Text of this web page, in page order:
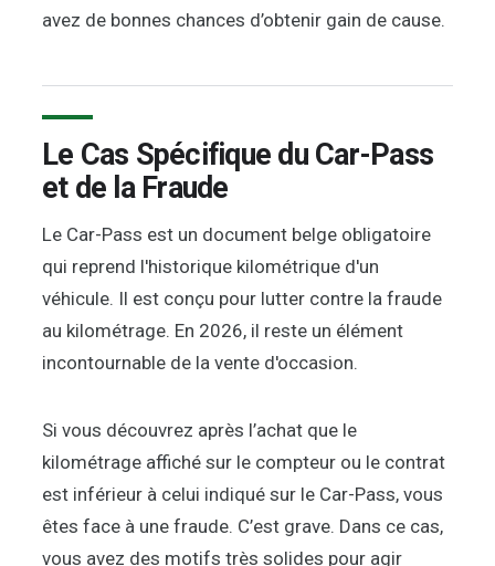
avez de bonnes chances d’obtenir gain de cause.
Le Cas Spécifique du Car-Pass
et de la Fraude
Le Car-Pass est un document belge obligatoire
qui reprend l'historique kilométrique d'un
véhicule. Il est conçu pour lutter contre la fraude
au kilométrage. En 2026, il reste un élément
incontournable de la vente d'occasion.
Si vous découvrez après l’achat que le
kilométrage affiché sur le compteur ou le contrat
est inférieur à celui indiqué sur le Car-Pass, vous
êtes face à une fraude. C’est grave. Dans ce cas,
vous avez des motifs très solides pour agir